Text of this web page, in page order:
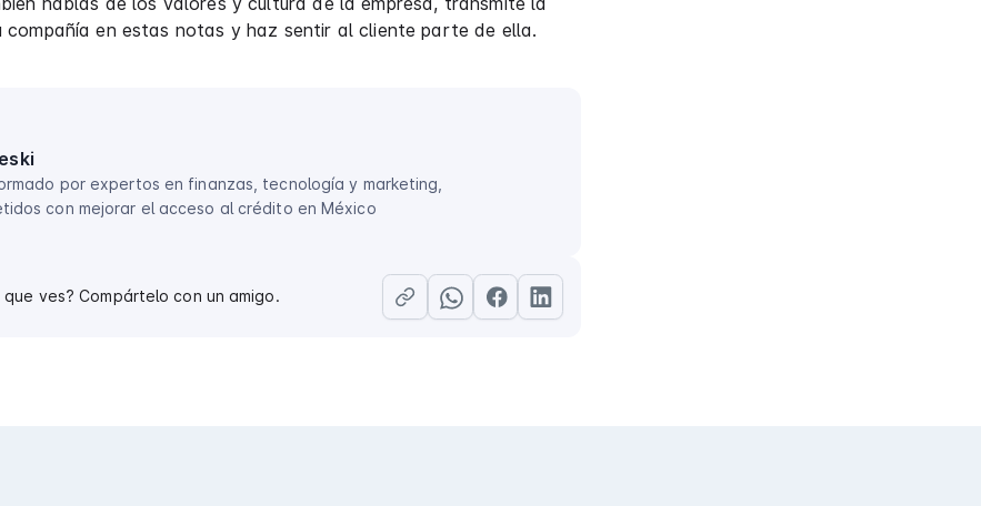
compañía en estas notas y haz sentir al cliente parte de ella.
por expertos en finanzas, tecnología y marketing,
con mejorar el acceso al crédito en México
que ves? Compártelo con un amigo.